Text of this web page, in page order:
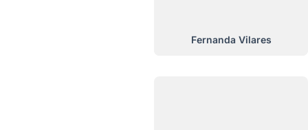
Fernanda Vilares